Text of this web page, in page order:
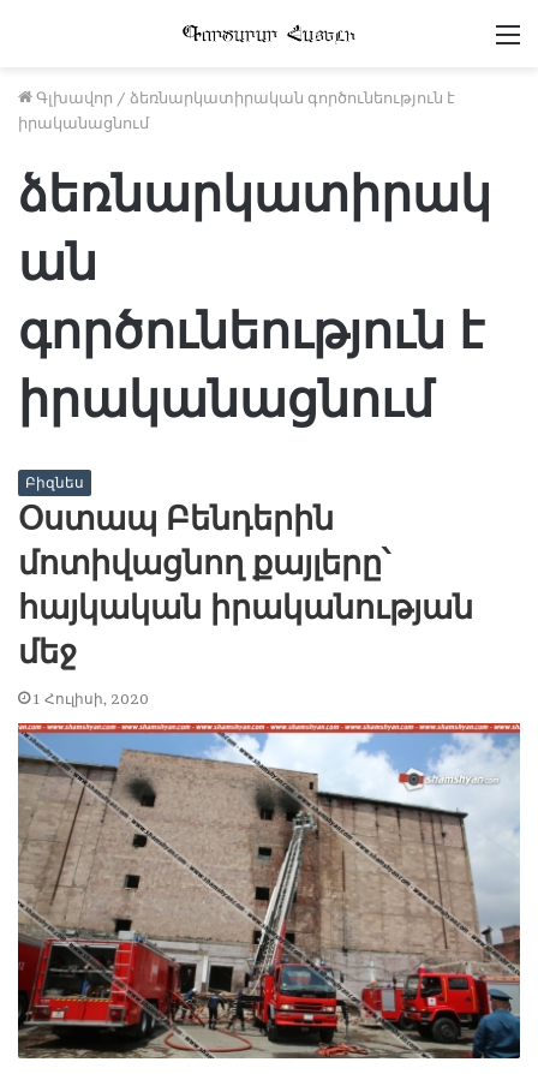
Գլխավոր / ձեռնարկատիրական գործունեություն է
իրականացնում
ձեռնարկատիրակ
ան
գործունեություն է
իրականացնում
Բիզնես
Օստապ Բենդերին
մոտիվացնող քայլերը՝
հայկական իրականության
մեջ
1 Հուլիսի, 2020